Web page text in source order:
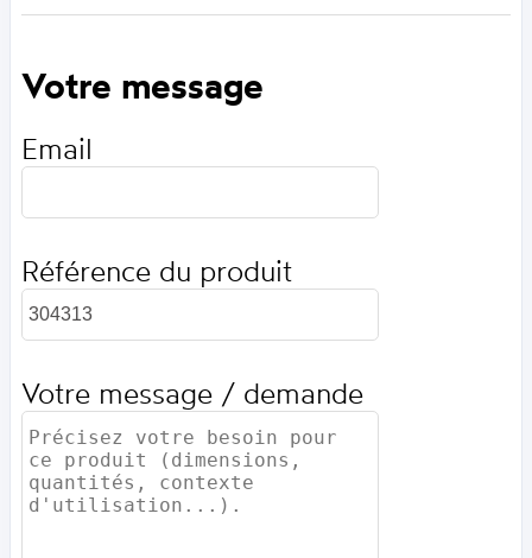
Votre message
Email
Référence du produit
Votre message / demande